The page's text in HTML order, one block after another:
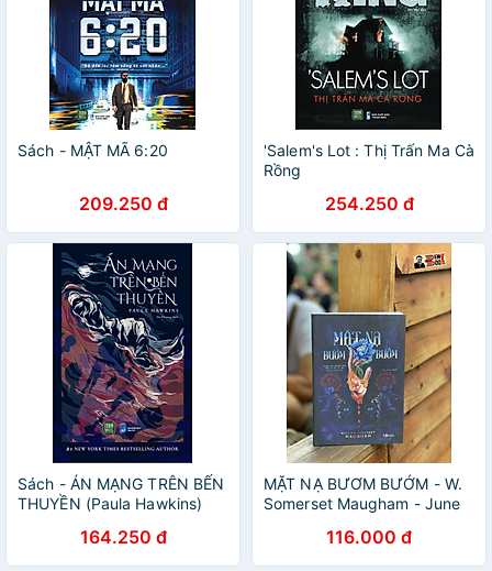
Sách - MẬT MÃ 6:20
209.250 đ
'Salem's Lot : Thị Trấn Ma Cà
Rồng
254.250 đ
Sách - ÁN MẠNG TRÊN BẾN
THUYỀN (Paula Hawkins)
164.250 đ
MẶT NẠ BƯƠM BƯỚM - W.
Somerset Maugham - June
116.000 đ